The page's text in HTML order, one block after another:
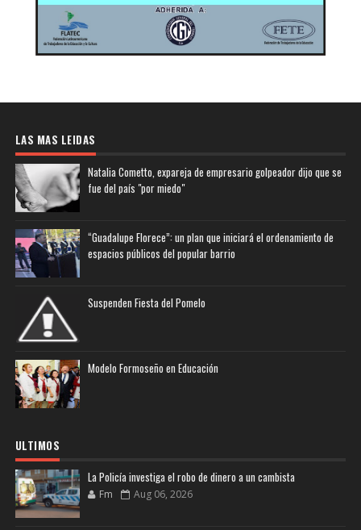
LAS MAS LEIDAS
Natalia Cometto, expareja de empresario golpeador dijo que se
fue del país "por miedo"
“Guadalupe Florece”: un plan que iniciará el ordenamiento de
espacios públicos del popular barrio
Suspenden Fiesta del Pomelo
Modelo Formoseño en Educación
ULTIMOS
La Policía investiga el robo de dinero a un cambista
Fm Aug 06, 2026